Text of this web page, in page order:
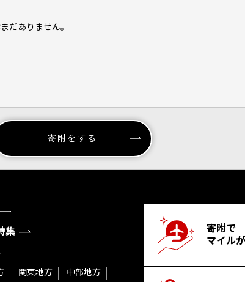
だありません。
寄附をする
集
関東地方
中部地方
寄附で
マイル